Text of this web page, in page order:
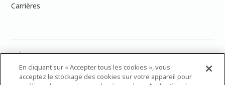
Carrières
PRÉCISION DES COULEURS : Veuillez noter que les couleurs affichées à
l’écran peuvent ne pas correspondre exactement aux couleurs de
peinture réelles en raison des variations de calibration des écrans.
Vous pouvez apporter les numéros d’échantillons de couleur de
En cliquant sur « Accepter tous les cookies », vous
acceptez le stockage des cookies sur votre appareil pour